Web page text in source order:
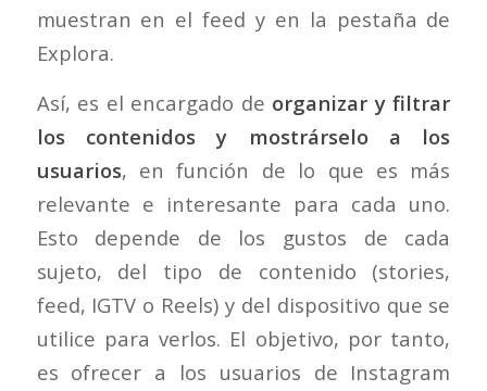
muestran en el feed y en la pestaña de
Explora.
Así, es el encargado de organizar y filtrar
los contenidos y mostrárselo a los
usuarios, en función de lo que es más
relevante e interesante para cada uno.
Esto depende de los gustos de cada
sujeto, del tipo de contenido (stories,
feed, IGTV o Reels) y del dispositivo que se
utilice para verlos. El objetivo, por tanto,
es ofrecer a los usuarios de Instagram